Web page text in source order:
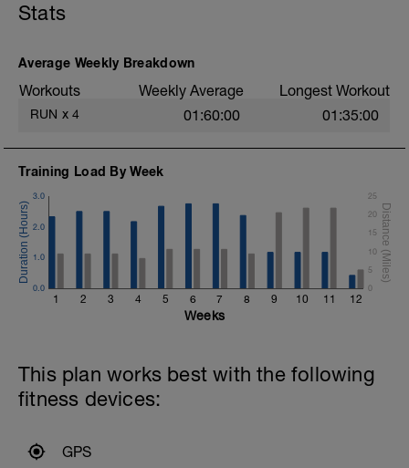
Stats
Average Weekly Breakdown
Workouts Weekly Average Longest Workout
RUN x 4 01:60:00 01:35:00
Training Load By Week
1 2 3 4 5 6 7 8 9 10 11 12
0.0
1.0
2.0
3.0
0
5
10
15
20
25
Weeks
This plan works best with the following
fitness devices:
GPS